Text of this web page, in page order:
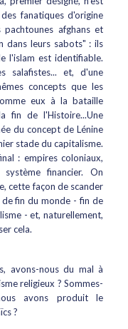
fanatiques d'origine
afghans et
dans leurs sabots" : ils
l'islam est identifiable.
salafistes... et, d'une
concepts que les
eux à la bataille
fin de l'Histoire...Une
du concept de Lénine
stade du capitalisme.
: empires coloniaux,
financier. On
cette façon de scander
fin du monde - fin de
- et, naturellement,
cela.
avons-nous du mal à
religieux ? Sommes-
avons produit le
?